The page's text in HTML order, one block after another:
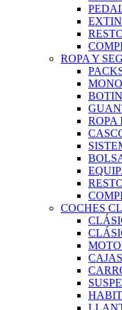
ROPA Y
ROPA
COCHES